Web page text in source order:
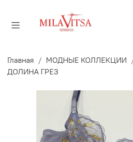
Главная МОДНЫЕ КОЛЛЕКЦИИ
ДОЛИНА ГРЕЗ